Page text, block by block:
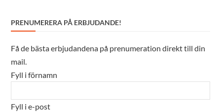
PRENUMERERA PÅ ERBJUDANDE!
Få de bästa erbjudandena på prenumeration direkt till din
mail.
Fyll i förnamn
Fyll i e-post